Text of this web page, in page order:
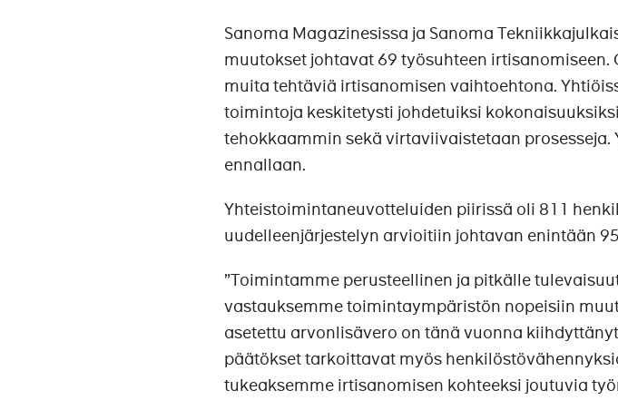
Sanoma Magazinesissa ja Sanoma
muutokset johtavat 69 työsuhteen
muita tehtäviä irtisanomisen vaihtoehtona.
toimintoja keskitetysti johdetuiksi
tehokkaammin sekä virtaviivaistetaan
ennallaan.
Yhteistoimintaneuvotteluiden piirissä oli 811
uudelleenjärjestelyn arvioitiin johtavan enintään
”Toimintamme perusteellinen ja pitkälle
vastauksemme toimintaympäristön nopeisiin
asetettu arvonlisävero on tänä vuonna
päätökset tarkoittavat myös
tukeaksemme irtisanomisen kohteeksi joutuvia